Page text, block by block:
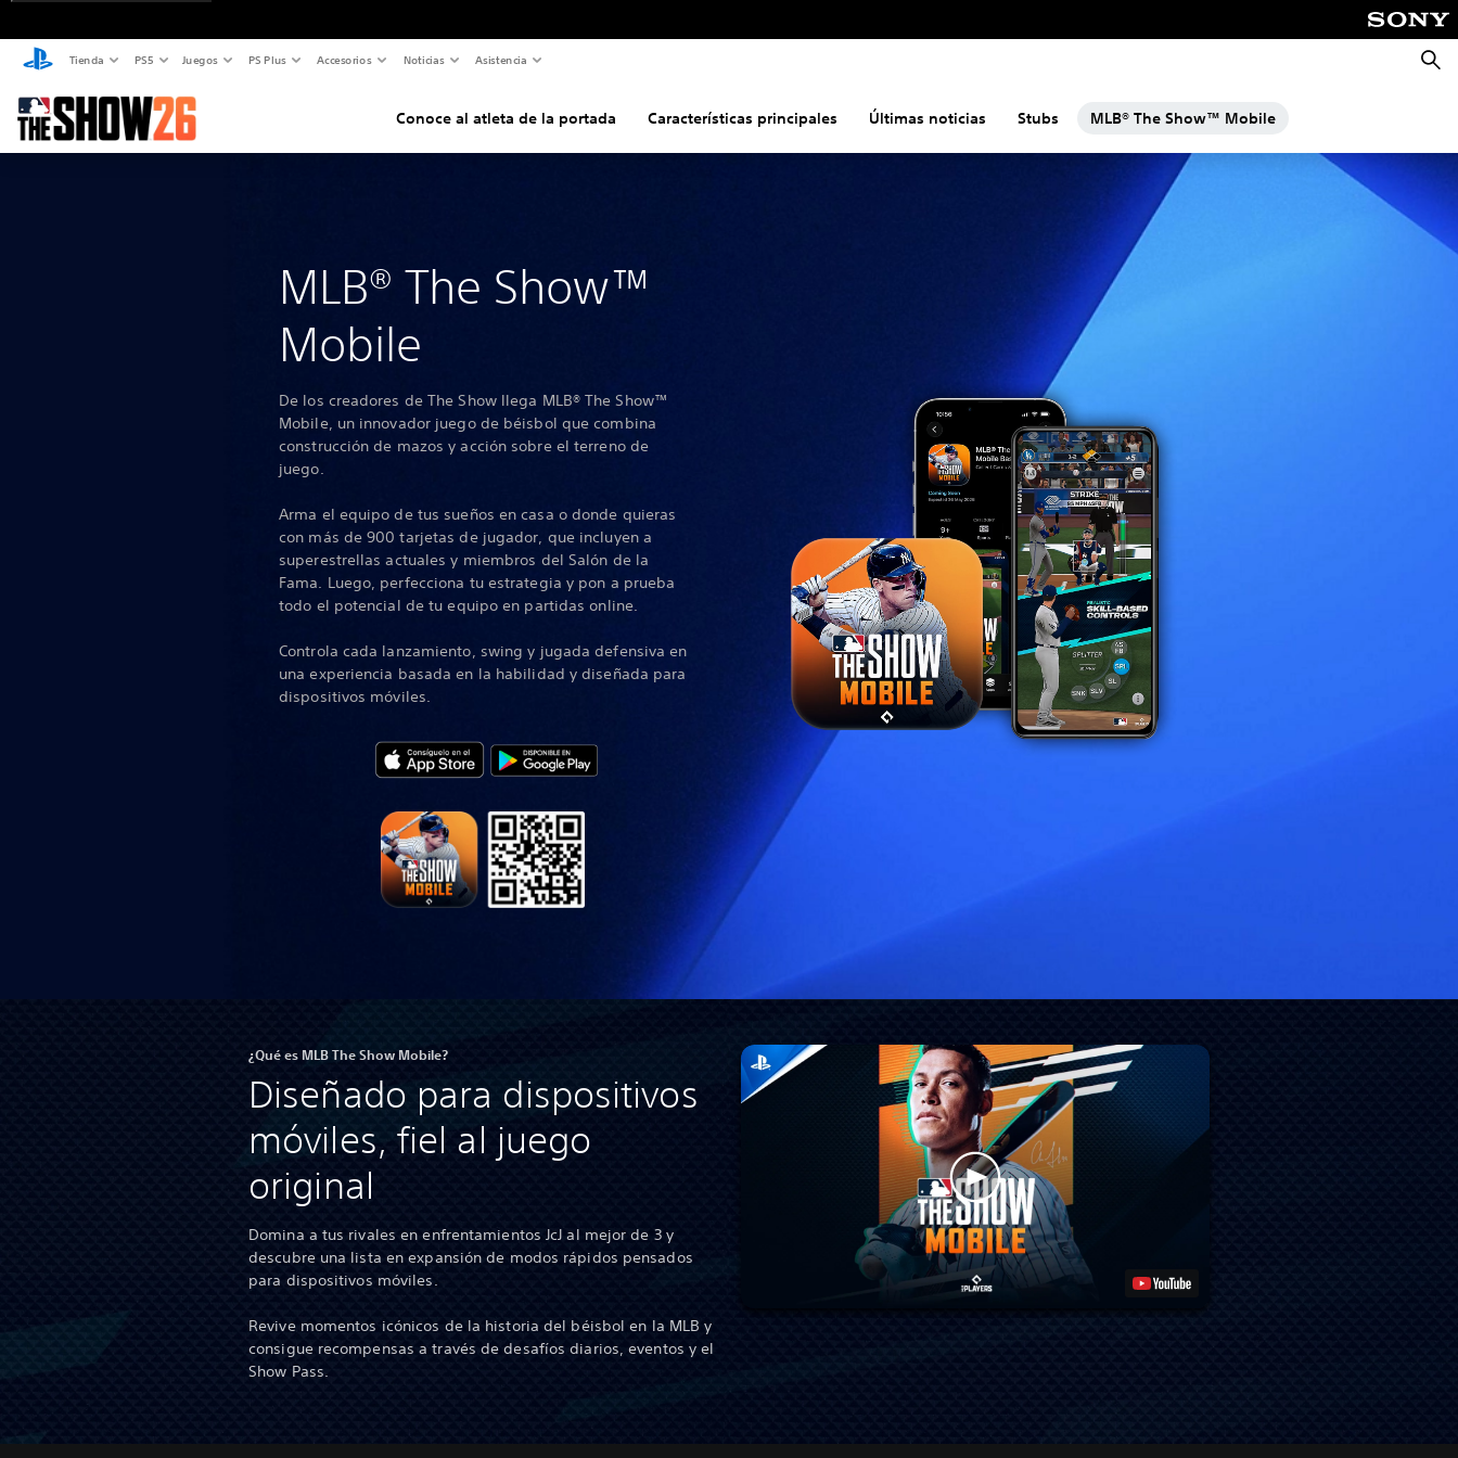
Tienda PS5 Juegos PS Plus Accesorios Noticias Asistencia
Conoce al atleta de la portada Características principales Últimas noticias Stubs MLB® The Show™ Mobile
MLB® The Show™
Mobile
De los creadores de The Show llega MLB® The Show™
Mobile, un innovador juego de béisbol que combina
construcción de mazos y acción sobre el terreno de
juego.
Arma el equipo de tus sueños en casa o donde quieras
con más de 900 tarjetas de jugador, que incluyen a
superestrellas actuales y miembros del Salón de la
Fama. Luego, perfecciona tu estrategia y pon a prueba
todo el potencial de tu equipo en partidas online.
Controla cada lanzamiento, swing y jugada defensiva en
una experiencia basada en la habilidad y diseñada para
dispositivos móviles.
¿Qué es MLB The Show Mobile?
Diseñado para dispositivos
móviles, fiel al juego
original
Domina a tus rivales en enfrentamientos JcJ al mejor de 3 y
descubre una lista en expansión de modos rápidos pensados
para dispositivos móviles.
Revive momentos icónicos de la historia del béisbol en la MLB y
consigue recompensas a través de desafíos diarios, eventos y el
Show Pass.